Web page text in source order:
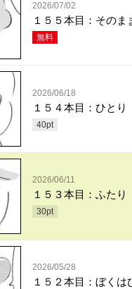
2026/07/02
１５５本目：そのま
無料
2026/06/18
１５４本目：ひとり
40pt
2026/06/11
１５３本目：ふたり
30pt
2026/05/28
１５２本目：ぼくは